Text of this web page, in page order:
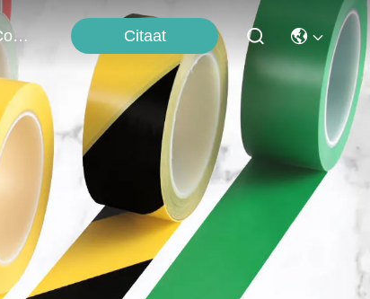
Neem Contact Met Ons Op Citaat